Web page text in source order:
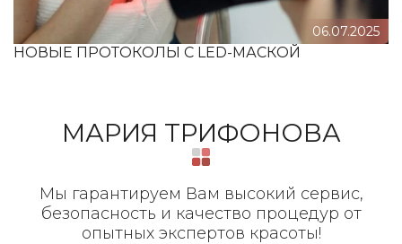
06.07.2025
НОВЫЕ ПРОТОКОЛЫ С LED-МАСКОЙ
МАРИЯ ТРИФОНОВА
Мы гарантируем Вам высокий сервис,
безопасность и качество процедур от
опытных экспертов красоты!